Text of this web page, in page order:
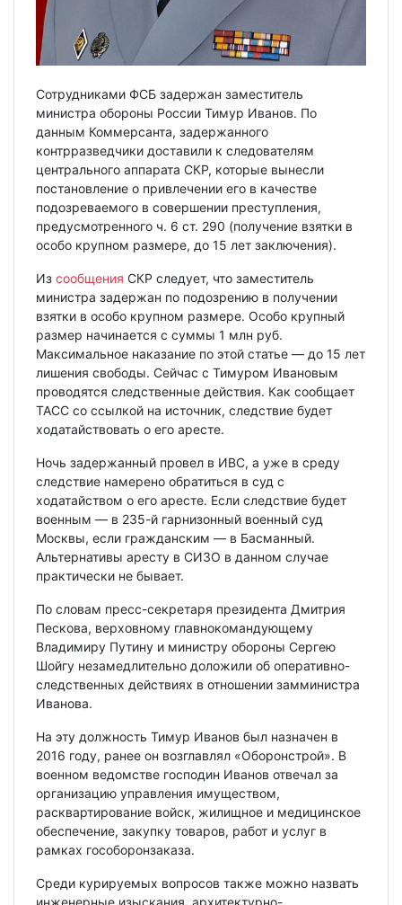
Сотрудниками ФСБ задержан заместитель
министра обороны России Тимур Иванов. По
данным Коммерсанта, задержанного
контрразведчики доставили к следователям
центрального аппарата СКР, которые вынесли
постановление о привлечении его в качестве
подозреваемого в совершении преступления,
предусмотренного ч. 6 ст. 290 (получение взятки в
особо крупном размере, до 15 лет заключения).
Из сообщения СКР следует, что заместитель
министра задержан по подозрению в получении
взятки в особо крупном размере. Особо крупный
размер начинается с суммы 1 млн руб.
Максимальное наказание по этой статье — до 15 лет
лишения свободы. Сейчас с Тимуром Ивановым
проводятся следственные действия. Как сообщает
ТАСС со ссылкой на источник, следствие будет
ходатайствовать о его аресте.
Ночь задержанный провел в ИВС, а уже в среду
следствие намерено обратиться в суд с
ходатайством о его аресте. Если следствие будет
военным — в 235-й гарнизонный военный суд
Москвы, если гражданским — в Басманный.
Альтернативы аресту в СИЗО в данном случае
практически не бывает.
По словам пресс-секретаря президента Дмитрия
Пескова, верховному главнокомандующему
Владимиру Путину и министру обороны Сергею
Шойгу незамедлительно доложили об оперативно-
следственных действиях в отношении замминистра
Иванова.
На эту должность Тимур Иванов был назначен в
2016 году, ранее он возглавлял «Оборонстрой». В
военном ведомстве господин Иванов отвечал за
организацию управления имуществом,
расквартирование войск, жилищное и медицинское
обеспечение, закупку товаров, работ и услуг в
рамках гособоронзаказа.
Среди курируемых вопросов также можно назвать